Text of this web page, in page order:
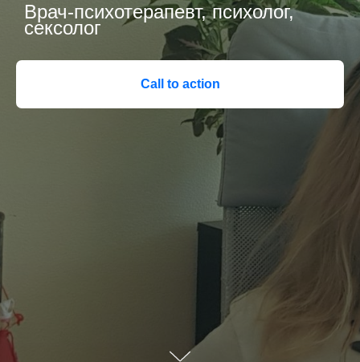
Врач-психотерапевт, психолог,
сексолог
Call to action